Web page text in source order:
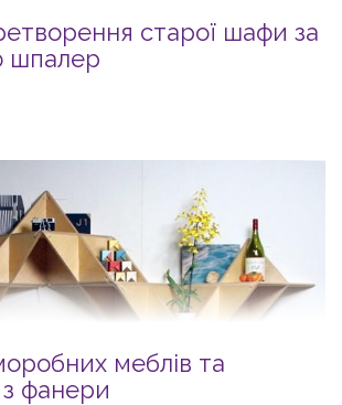
старої шафи за
шпалер
меблів та
з фанери